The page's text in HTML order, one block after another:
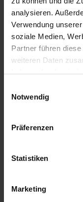
analysieren.
Verwendung
soziale Medien,
Partner führen
weiteren Daten
haben oder die sie
Notwendig
Präferenzen
Statistiken
Marketing
Westland